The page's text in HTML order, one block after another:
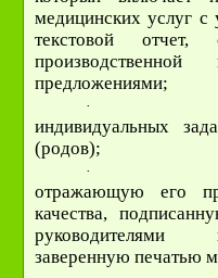
медицинских услуг с
текстовой отчет,
предложениями;
·
индивидуальных
(родов);
·
отражающую его
качества,
руководителями
заверенную печатью